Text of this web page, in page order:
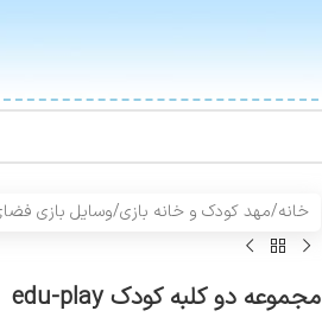
خانه/مهد کودک و خانه بازی/وسایل بازی
مجموعه دو کلبه کودک edu-play